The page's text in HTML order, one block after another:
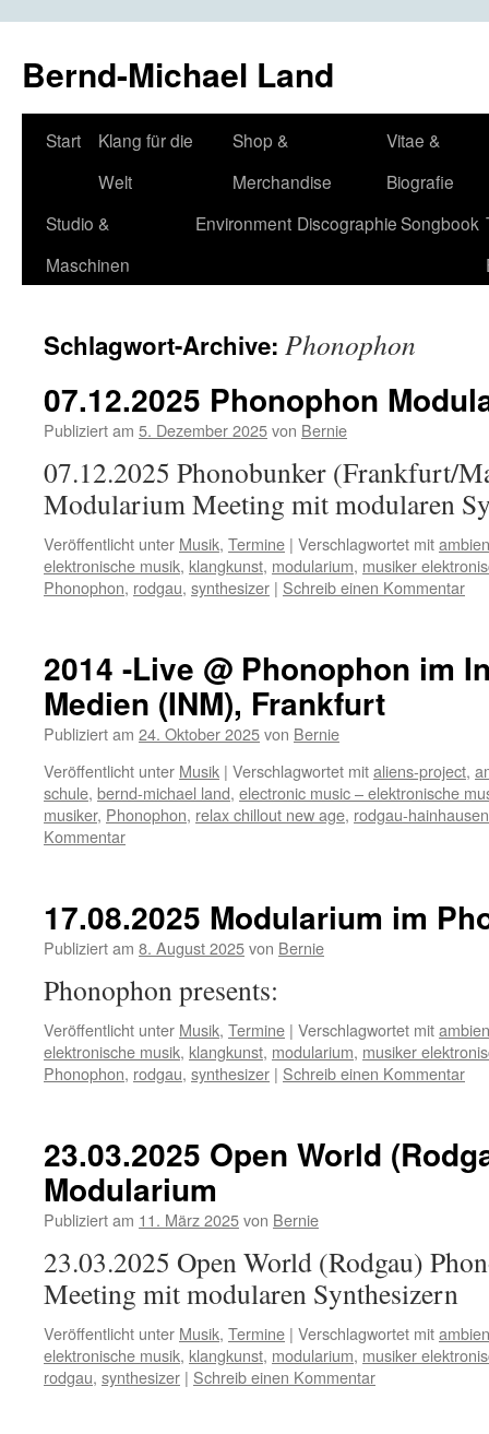
Bernd-Michael Land
Zum
springen
Start
Klang für die
Welt
Shop &
Merchandise
Vitae &
Biografie
Studio &
Maschinen
Environment DiscographieSongbook
Schlagwort-Archive: Phonophon
07.12.2025 Phonophon
Publiziert am 5. Dezember 2025von Bernie
07.12.2025 Phonobunker (Frankfurt/
Modularium Meeting mit modularen
Veröffentlicht unter Musik, Termine | Verschlagwortet mit
elektronische musik, klangkunst, modularium, musiker
Phonophon, rodgau, synthesizer | Schreib einen Kommentar
2014 -Live @ Phonophon im
Medien (INM), Frankfurt
Publiziert am 24. Oktober 2025von Bernie
Veröffentlicht unter Musik | Verschlagwortet mitaliens-project,
schule, bernd-michael land, electronic music – elektronische
musiker, Phonophon, relax chillout new age, rodgau-hainhausen
Kommentar
17.08.2025 Modularium im
Publiziert am 8. August 2025von Bernie
Phonophon presents:
Veröffentlicht unter Musik, Termine | Verschlagwortet mit
elektronische musik, klangkunst, modularium, musiker
Phonophon, rodgau, synthesizer | Schreib einen Kommentar
23.03.2025 Open World
Modularium
Publiziert am 11. März 2025von Bernie
23.03.2025 Open World (Rodgau)
Meeting mit modularen Synthesizern
Veröffentlicht unter Musik, Termine | Verschlagwortet mit
elektronische musik, klangkunst, modularium, musiker
rodgau, synthesizer | Schreib einen Kommentar